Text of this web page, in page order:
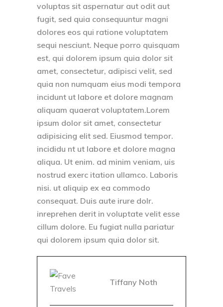
voluptas sit aspernatur aut odit aut
fugit, sed quia consequuntur magni
dolores eos qui ratione voluptatem
sequi nesciunt. Neque porro quisquam
est, qui dolorem ipsum quia dolor sit
amet, consectetur, adipisci velit, sed
quia non numquam eius modi tempora
incidunt ut labore et dolore magnam
aliquam quaerat voluptatem.Lorem
ipsum dolor sit amet, consectetur
adipisicing elit sed. Eiusmod tempor.
incididu nt ut labore et dolore magna
aliqua. Ut enim. ad minim veniam, uis
nostrud exerc itation ullamco. Laboris
nisi. ut aliquip ex ea commodo
consequat. Duis aute irure dolr.
inreprehen derit in voluptate velit esse
cillum dolore. Eu fugiat nulla pariatur
qui dolorem ipsum quia dolor sit.
Tiffany Noth